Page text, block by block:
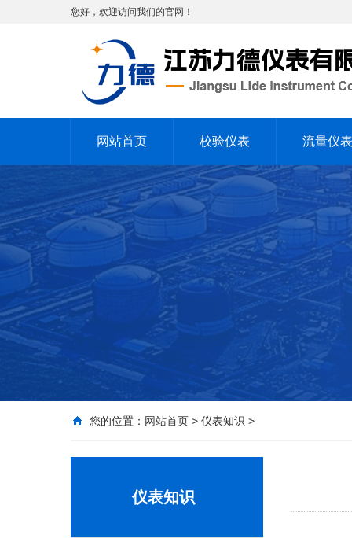
您好，欢迎访问我们的官网！
网站首页 校验仪表 流量仪表
您的位置： 网站首页 > 仪表知识 >
仪表知识